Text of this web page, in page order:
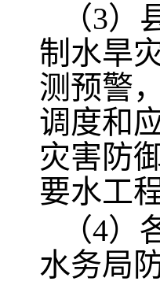
（3
制水旱
测预警
调度和
灾害防
要水工
（4
水务局